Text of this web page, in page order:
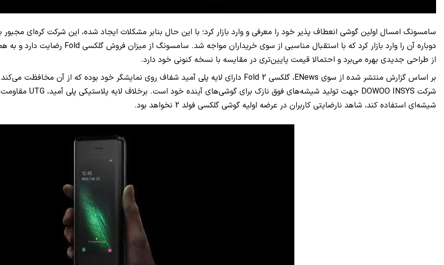
سامسونگ امسال اولین گوشی انعطاف پذیر خود را معرفی و وارد بازار کرد؛ با این حال بنابر مشکلات ایجاد شده، این شرکت کره‌ای
دوباره آن را وارد بازار کرد که با استقبال مناسبی از سوی خریداران مواجه شد. سامسونگ از میزان فروش گلکسی Fold
از طراحی جدیدی بهره می‌برد و احتمالا قیمت پایین‌تری در مقایسه با نسخه کنونی خود دارد.
بر اساس گزارش منتشر شده از سوی ENews، گلکسی Fold 2 دارای لایه پلی آمید شفاف روی نمایشگر خود بوده که از آن مخافظت
شرکت DOWOO INSYS جهت تولید شیشه‌های فوق نازک برای گوشی‌های آینده خود است. برخلاف لایه پلاستیکی پلی آمید، UTG
شیشه‌ای استفاده کند، شاهد نارضایتی کاربران در عرضه اولیه گوشی گلکسی فولد 2 نخواهد بود.